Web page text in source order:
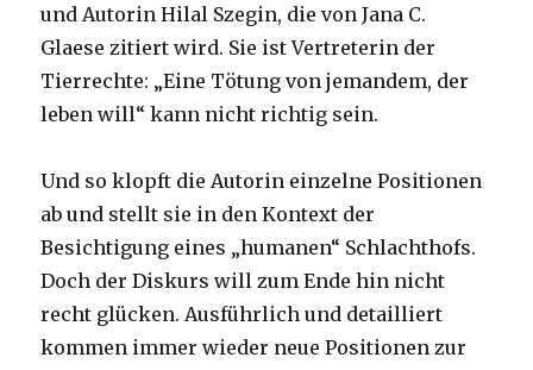
und Autorin Hilal Szegin, die von Jana C.
Glaese zitiert wird. Sie ist Vertreterin der
Tierrechte: „Eine Tötung von jemandem, der
leben will“ kann nicht richtig sein.
Und so klopft die Autorin einzelne Positionen
ab und stellt sie in den Kontext der
Besichtigung eines „humanen“ Schlachthofs.
Doch der Diskurs will zum Ende hin nicht
recht glücken. Ausführlich und detailliert
kommen immer wieder neue Positionen zur